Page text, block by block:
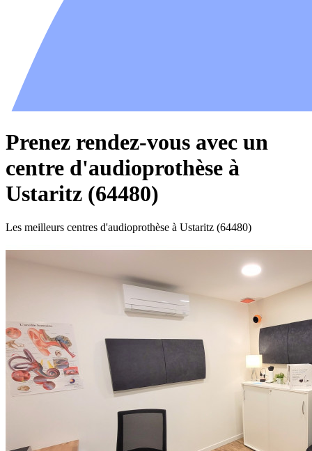
Prenez rendez-vous avec un
centre d'audioprothèse à
Ustaritz (64480)
Les meilleurs centres d'audioprothèse à Ustaritz (64480)